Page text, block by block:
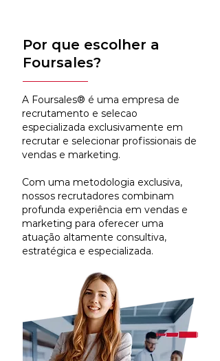
Por que escolher a
Foursales?
A Foursales® é uma empresa de
recrutamento e selecao
especializada exclusivamente em
recrutar e selecionar profissionais de
vendas e marketing.
Com uma metodologia exclusiva,
nossos recrutadores combinam
profunda experiência em vendas e
marketing para oferecer uma
atuação altamente consultiva,
estratégica e especializada.